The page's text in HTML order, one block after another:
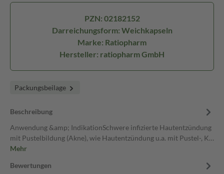
PZN: 02182152
Darreichungsform: Weichkapseln
Marke: Ratiopharm
Hersteller: ratiopharm GmbH
Packungsbeilage
Beschreibung
Anwendung &amp; IndikationSchwere infizierte Hautentzündung
mit Pustelbildung (Akne), wie Hautentzündung u.a. mit Pustel-, K…
Mehr
Bewertungen